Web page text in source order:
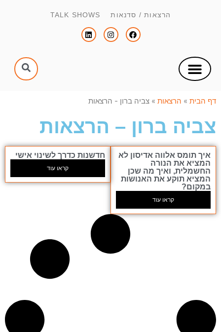
הרצאות / סדנאות TALK SHOWS
דף הבית » הרצאות » צביה ברון - הרצאות
צביה ברון – הרצאות
איך תומס אלווה אדיסון לא
המציא את הנורה
החשמלית, ואיך מה שכן
המציא תוקע את האנושות
במקום?
קראו עוד
חדשנות כדרך לשינוי אישי
קראו עוד